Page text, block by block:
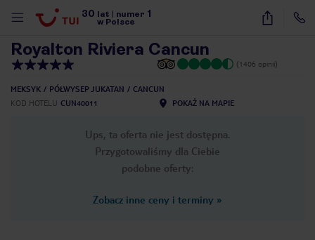
30 lat numer 1
w Polsce
60
Royalton Riviera Cancun
(1406 opinii)
MEKSYK PÓŁWYSEP JUKATAN
CANCUN
KOD HOTELU CUN40011 POKAŻ NA MAPIE
Ups, ta oferta nie jest dostępna.
Przygotowaliśmy dla Ciebie
podobne oferty:
Zobacz inne ceny i terminy »